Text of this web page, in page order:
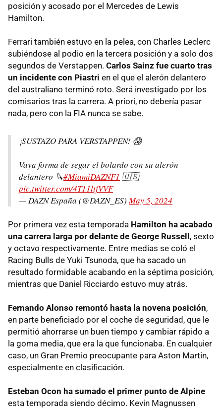
posición y acosado por el Mercedes de Lewis
Hamilton.
Ferrari también estuvo en la pelea, con Charles Leclerc
subiéndose al podio en la tercera posición y a solo dos
segundos de Verstappen. Carlos Sainz fue cuarto tras
un incidente con Piastri en el que el alerón delantero
del australiano terminó roto. Será investigado por los
comisarios tras la carrera. A priori, no debería pasar
nada, pero con la FIA nunca se sabe.
¡SUSTAZO PARA VERSTAPPEN! 😱
Vaya forma de segar el bolardo con su alerón
delantero 🔪#MiamiDAZNF1 🇺🇸
pic.twitter.com/4T11ltfVVF
— DAZN España (@DAZN_ES)May 5, 2024
Por primera vez esta temporada Hamilton ha acabado
una carrera larga por delante de George Russell , sexto
y octavo respectivamente. Entre medias se coló el
Racing Bulls de Yuki Tsunoda, que ha sacado un
resultado formidable acabando en la séptima posición,
mientras que Daniel Ricciardo estuvo muy atrás.
Fernando Alonso remontó hasta la novena posición,
en parte beneficiado por el coche de seguridad, que le
permitió ahorrarse un buen tiempo y cambiar rápido a
la goma media, que era la que funcionaba. En cualquier
caso, un Gran Premio preocupante para Aston Martin,
especialmente en clasificación.
Esteban Ocon ha sumado el primer punto de Alpine
esta temporada siendo décimo. Kevin Magnussen